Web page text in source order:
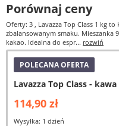
Porównaj ceny
Oferty: 3 , Lavazza Top Class 1 kg
zbalansowanym smaku. Mieszanka
kakao. Idealna do espr... rozwiń
POLECANA OFERTA
Lavazza Top Class -
114,90 zł
Wysyłka: 1 dzień